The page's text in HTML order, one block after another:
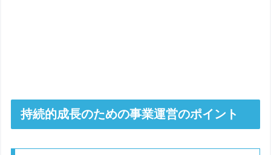
持続的成長のための事業運営のポイント